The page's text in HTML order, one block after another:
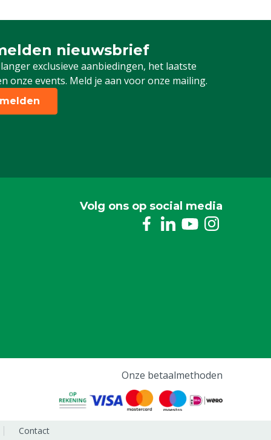
nieuwsbrief
exclusieve aanbiedingen, het laatste
onze events. Meld je aan voor onze mailing.
in voor onze nieuwsbrief
Volg ons op social media
Onze betaalmethoden
Contact